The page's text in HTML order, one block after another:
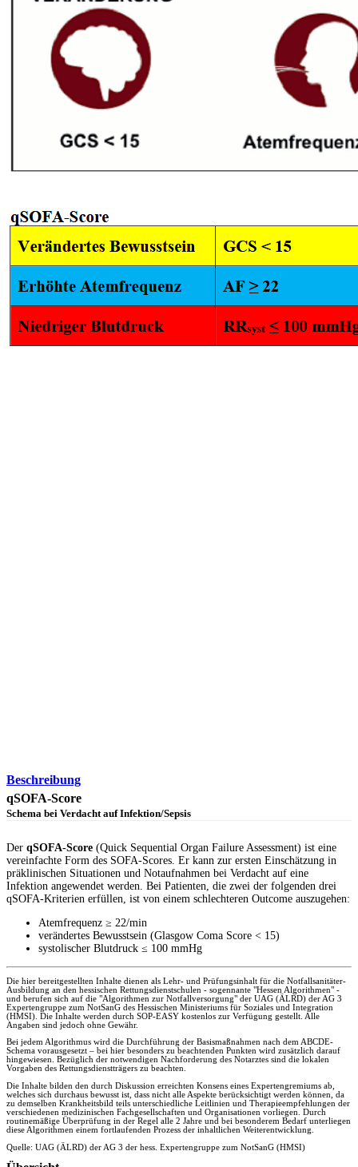
Beschreibung
qSOFA-Score
Schema bei Verdacht auf Infektion/Sepsis
Der qSOFA-Score (Quick Sequential Organ Failure Assessment) ist eine
vereinfachte Form des SOFA-Scores. Er kann zur ersten Einschätzung in
präklinischen Situationen und Notaufnahmen bei Verdacht auf eine
Infektion angewendet werden. Bei Patienten, die zwei der folgenden drei
qSOFA-Kriterien erfüllen, ist von einem schlechteren Outcome auszugehen:
Atemfrequenz ≥ 22/min
verändertes Bewusstsein (Glasgow Coma Score < 15)
systolischer Blutdruck ≤ 100 mmHg
Die hier bereitgestellten Inhalte dienen als Lehr- und Prüfungsinhalt für die Notfallsanitäter-
Ausbildung an den hessischen Rettungsdienstschulen - sogennante "Hessen Algorithmen" -
und berufen sich auf die "Algorithmen zur Notfallversorgung" der UAG (ÄLRD) der AG 3
Expertengruppe zum NotSanG des Hessischen Ministeriums für Soziales und Integration
(HMSI). Die Inhalte werden durch SOP-EASY kostenlos zur Verfügung gestellt. Alle
Angaben sind jedoch ohne Gewähr.
Bei jedem Algorithmus wird die Durchführung der Basismaßnahmen nach dem ABCDE-
Schema vorausgesetzt – bei hier besonders zu beachtenden Punkten wird zusätzlich darauf
hingewiesen. Bezüglich der notwendigen Nachforderung des Notarztes sind die lokalen
Vorgaben des Rettungsdienstträgers zu beachten.
Die Inhalte bilden den durch Diskussion erreichten Konsens eines Expertengremiums ab,
welches sich durchaus bewusst ist, dass nicht alle Aspekte berücksichtigt werden können, da
zu demselben Krankheitsbild teils unterschiedliche Leitlinien und Therapieempfehlungen der
verschiedenen medizinischen Fachgesellschaften und Organisationen vorliegen. Durch
routinemäßige Überprüfung in der Regel alle 2 Jahre und bei besonderem Bedarf unterliegen
diese Algorithmen einem fortlaufenden Prozess der inhaltlichen Weiterentwicklung.
Quelle: UAG (ÄLRD) der AG 3 der hess. Expertengruppe zum NotSanG (HMSI)